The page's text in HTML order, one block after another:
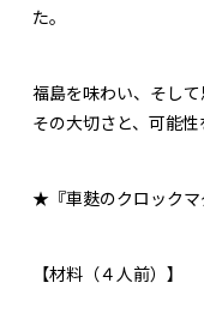
た。
福島を味わい、そして
その大切さと、可能
★『車麩のクロックマ
【材料（４人前）】